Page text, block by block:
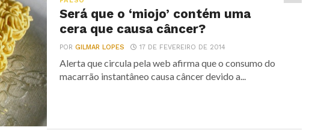
Será que o ‘miojo’ contém uma
cera que causa câncer?
PORGILMAR LOPES 17 DE FEVEREIRO DE 2014
Alerta que circula pela web afirma que o consumo do
macarrão instantâneo causa câncer devido a...